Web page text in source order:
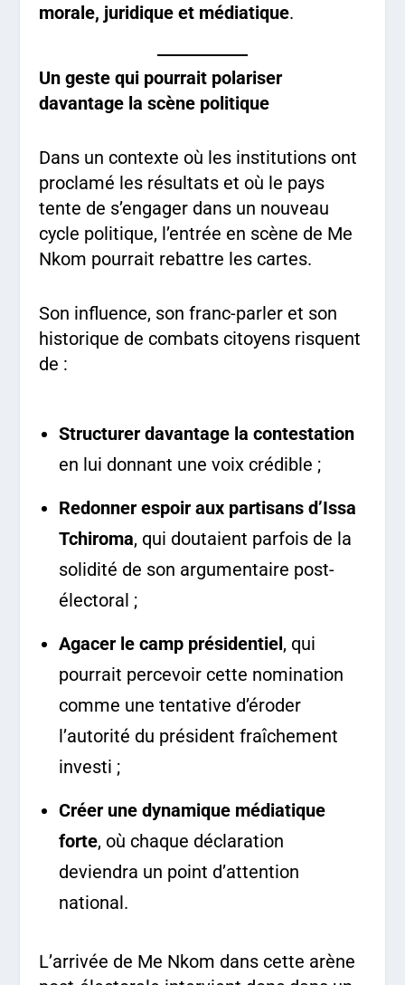
morale, juridique et médiatique.
Un geste qui pourrait polariser
davantage la scène politique
Dans un contexte où les institutions ont
proclamé les résultats et où le pays
tente de s’engager dans un nouveau
cycle politique, l’entrée en scène de Me
Nkom pourrait rebattre les cartes.
Son influence, son franc-parler et son
historique de combats citoyens risquent
de :
Structurer davantage la contestation
en lui donnant une voix crédible ;
Redonner espoir aux partisans d’Issa
Tchiroma, qui doutaient parfois de la
solidité de son argumentaire post-
électoral ;
Agacer le camp présidentiel, qui
pourrait percevoir cette nomination
comme une tentative d’éroder
l’autorité du président fraîchement
investi ;
Créer une dynamique médiatique
forte, où chaque déclaration
deviendra un point d’attention
national.
L’arrivée de Me Nkom dans cette arène